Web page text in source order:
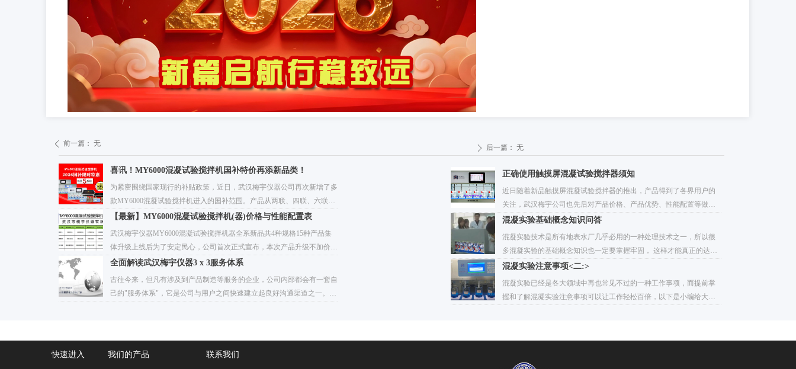
ꄴ 前一篇： 无
ꄲ 后一篇： 无
喜讯！MY6000混凝试验搅拌机国补特价再添新品类！
为紧密围绕国家现行的补贴政策，近日，武汉梅宇仪器公司再次新增了多
款MY6000混凝试验搅拌机进入的国补范围。产品从两联、四联、六联、
八联、十联涵盖了室内/外，以及大/小规模等多个应用领域出发。当前国
补品类更全面，能满足不同用户的多样化选用需求。更值得一提的是，为
了确保补贴政策的高效实施，公司特别承诺广大用户，我们的补贴形式均
为"下单立减"、"即时立减"，无需卡券换购，无需等待核消 ，同时以旧换
新亦可参与国补活动，部分混凝试验搅拌机5折起购。由于限时限量，建
议广大用户结合自身需求，抓紧时间，武汉梅宇仪器公司竭诚为您服务，
详情咨询13477001630！
【最新】MY6000混凝试验搅拌机(器)价格与性能配置表
武汉梅宇仪器MY6000混凝试验搅拌机器全系新品共4种规格15种产品集
体升级上线后为了安定民心，公司首次正式宣布，本次产品升级不加价，
升级目的为用户降本增值为初衷，属于一次升级不加价的增值调整，其
中，彩屏系列混凝搅拌器升级后价格区间仍然在1.7~2.7万元，数显搅拌
器升级后售价保持在9.9K-1.29 万元、便携式搅拌器升级后售价保持在
9.9K~1.2 万元。同时，公司也并明确表示，武汉梅宇MY6000混凝试验搅
与参数配置表：
全面解读武汉梅宇仪器3 x 3服务体系
古往今来，但凡有涉及到产品制造等服务的企业，公司内部都会有一套自
己的"服务体系"，它是公司与用户之间快速建立起良好沟通渠道之一。作
正确使用触摸屏混凝试验搅拌器须知
近日随着新品触摸屏混凝试验搅拌器的推出，产品得到了各界用户的
关注，武汉梅宇公司也先后对产品价格、产品优势、性能配置等做出
了详细分析，但想要更好的使用触摸屏混凝试验搅拌器，当然离不开
正确的操作事项，那么到底如何正确吏用触摸屏混凝试验搅拌器呢？
具体如下：概要：虽然触摸屏混凝试验搅拌器是一种密封搅拌装置，
大多部件属于免维护设备，但它的屏显界面属于一种高度集成的触控
机，所以日常使用中是需要养成良好的正确操作习惯和注意事项。
混凝实验基础概念知识问答
混凝实验技术是所有地表水厂几乎必用的一种处理技术之一，所以很
多混凝实验的基础概念知识也一定要掌握牢固， 这样才能真正的达到
节支降耗、经济运行的目的。那么哪些基础知识要掌握呢？小编整理
了十二条：
混凝实验注意事项<二:>
​混凝实验已经是各大领域中再也常见不过的一种工作事项，而提前掌
握和了解混凝实验注意事项可以让工作轻松百倍，以下是小编给大有
快速进入 我们的产品 联系我们